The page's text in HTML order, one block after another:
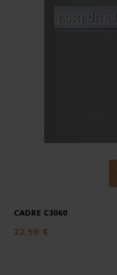
CADRE C3060
22,98 €